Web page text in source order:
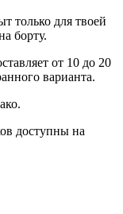
только для твоей
борту.
от 10 до 20
варианта.
доступны на